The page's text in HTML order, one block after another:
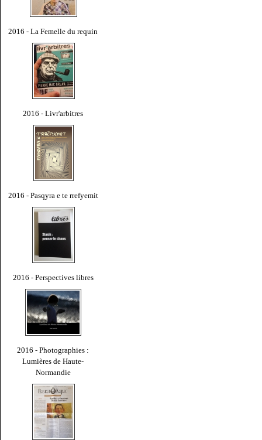
2016 - La Femelle du requin
2016 - Livr'arbitres
2016 - Pasqyra e te rrefyemit
2016 - Perspectives libres
2016 - Photographies :
Lumières de Haute-
Normandie